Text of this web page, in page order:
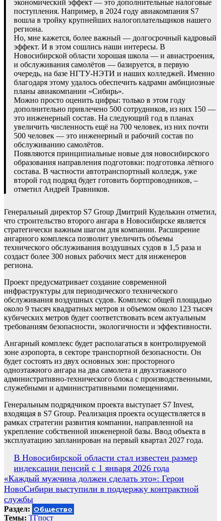
экономический эффект — это дополнительные налоговые
поступления. Например, в 2024 году авиакомпания S7
вошла в тройку крупнейших налогоплательщиков нашего
региона.
Но, мне кажется, более важный — долгосрочный кадровый
эффект. И в этом сошлись наши интересы. В
Новосибирской области хорошая школа — и авиастроения,
и обслуживания самолётов — базируется, в первую
очередь, на базе НГТУ-НЭТИ и наших колледжей. Именно
благодаря этому удалось обеспечить кадрами амбициозные
планы авиакомпании «Сибирь».
Можно просто оценить цифры: только в этом году
дополнительно привлечено 500 сотрудников, из них 150 —
это инженерный состав. На следующий год в планах
увеличить численность ещё на 700 человек, из них почти
500 человек — это инженерный и рабочий состав по
обслуживанию самолётов.
Появляются принципиальные новые для новосибирского
образования направления подготовки: подготовка лётного
состава. В частности автотранспортный колледж, уже
второй год подряд будет готовить бортпроводников, –
отметил Андрей Травников.
Генеральный директор S7 Group Дмитрий Куделькин отметил,
что строительство второго ангара в Новосибирске является
стратегически важным шагом для компании. Расширение
ангарного комплекса позволит увеличить объемы
технического обслуживания воздушных судов в 1,5 раза и
создаст более 300 новых рабочих мест для инженеров
региона.
Проект предусматривает создание современной
инфраструктуры для периодического технического
обслуживания воздушных судов. Комплекс общей площадью
около 9 тысяч квадратных метров и объемом около 123 тысяч
кубических метров будет соответствовать всем актуальным
требованиям безопасности, экологичности и эффективности.
Ангарный комплекс будет располагаться в контролируемой
зоне аэропорта, в секторе транспортной безопасности. Он
будет состоять из двух основных зон: просторного
одноэтажного ангара на два самолета и двухэтажного
административно-технического блока с производственными,
служебными и административными помещениями.
Генеральным подрядчиком проекта выступает S7 Invest,
входящая в S7 Group. Реализация проекта осуществляется в
рамках стратегии развития компании, направленной на
укрепление собственной инженерной базы. Ввод объекта в
эксплуатацию запланирован на первый квартал 2027 года.
Навигация
по
записям
В Новосибирской области стал известен размер
индексации пенсий с 1 января 2026 года
«Каждый мужчина должен сделать это»: Герои
НовоСибири выступили в поддержку контрактной
службы
Раздел: Общество
Темы: ТГпост